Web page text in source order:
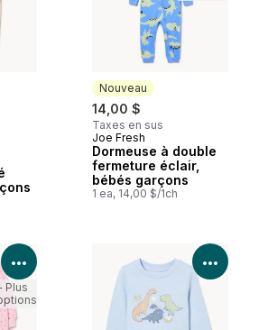
Nouveau
14,00 $
Taxes en sus
Nouveau
Joe Fresh
Dormeuse à double
fermeture éclair,
bébés garçons
1 ea, 14,00 $/1ch
Voir les détails du produit
Plus
Voir